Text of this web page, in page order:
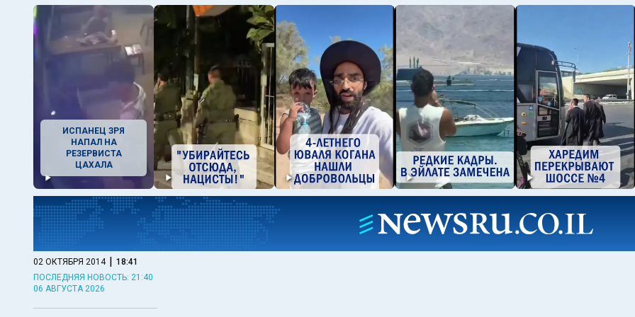
ИСПАНЕЦ ЗРЯ
НАПАЛ НА
РЕЗЕРВИСТА
ЦАХАЛА
02 ОКТЯБРЯ 2014 | 18:41
ПОСЛЕДНЯЯ НОВОСТЬ: 21:40
06 АВГУСТА 2026